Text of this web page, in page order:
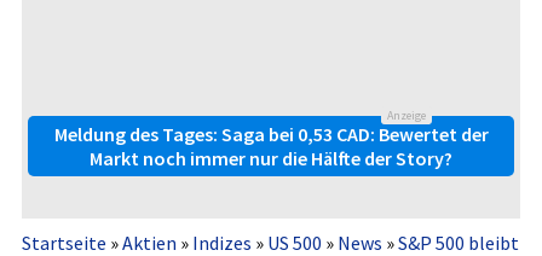
Anzeige
Meldung des Tages: Saga bei 0,53 CAD: Bewertet der
Markt noch immer nur die Hälfte der Story?
Startseite »Aktien » Indizes » US 500 » News »S&P 500 bleibt